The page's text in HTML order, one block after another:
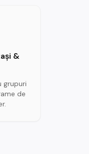
&
grupuri
de